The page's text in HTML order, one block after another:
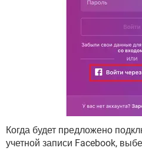
Когда будет предложено
учетной записи Facebook,